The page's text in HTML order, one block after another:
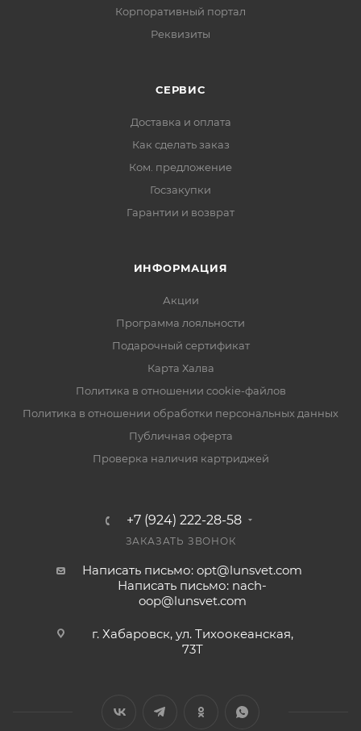
Корпоративный портал
Реквизиты
СЕРВИС
Доставка и оплата
Как сделать заказ
Ком. предложение
Госзакупки
Гарантии и возврат
ИНФОРМАЦИЯ
Акции
Программа лояльности
Подарочный сертификат
Карта Халва
Политика в отношении cookie-файлов
Политика в отношении обработки персональных данных
Публичная оферта
Проверка наличия картриджей
+7 (924) 222-28-58
ЗАКАЗАТЬ ЗВОНОК
Написать письмо: opt@lunsvet.com
Написать письмо: nach-
oop@lunsvet.com
г. Хабаровск, ул. Тихоокеанская,
73Т